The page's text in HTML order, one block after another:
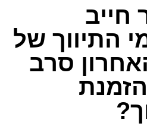
חייב
התיווך של
סרב